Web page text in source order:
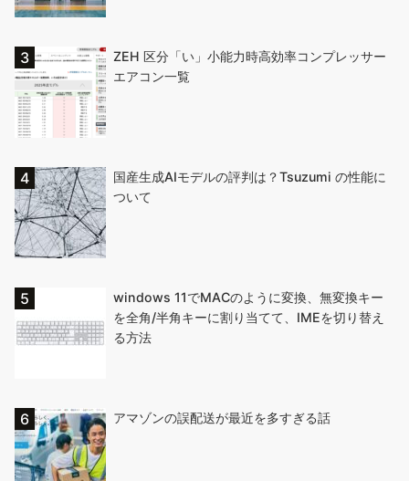
ZEH 区分「い」小能力時高効率コンプレッサー
エアコン一覧
国産生成AIモデルの評判は？Tsuzumi の性能に
ついて
windows 11でMACのように変換、無変換キー
を全角/半角キーに割り当てて、IMEを切り替え
る方法
アマゾンの誤配送が最近を多すぎる話